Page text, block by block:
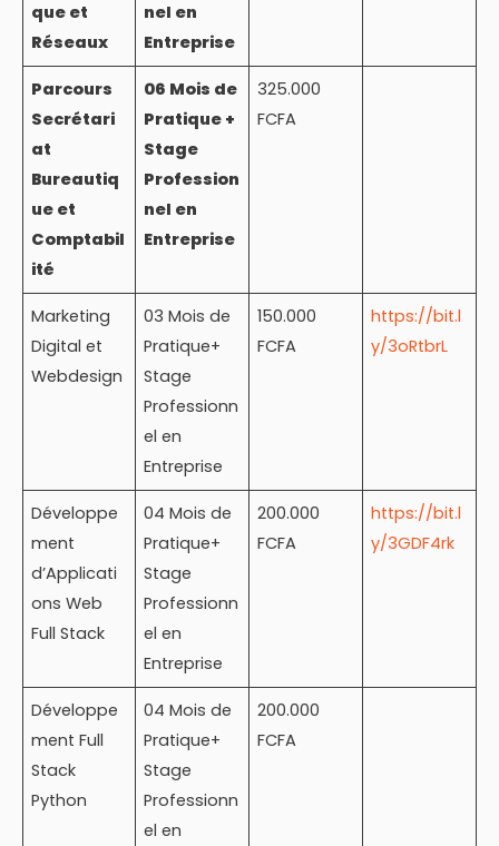
que et
Réseaux
nel en
Entreprise
Parcours
Secrétari
at
Bureautiq
ue et
Comptabil
ité
06 Mois de
Pratique +
Stage
Profession
nel en
Entreprise
325.000
FCFA
Marketing
Digital et
Webdesign
03 Mois de
Pratique+
Stage
Professionn
el en
Entreprise
150.000
FCFA
https://bit.l
y/3oRtbrL
Développe
ment
d’Applicati
ons Web
Full Stack
04 Mois de
Pratique+
Stage
Professionn
el en
Entreprise
200.000
FCFA
https://bit.l
y/3GDF4rk
Développe
ment Full
Stack
Python
04 Mois de
Pratique+
Stage
Professionn
el en
200.000
FCFA